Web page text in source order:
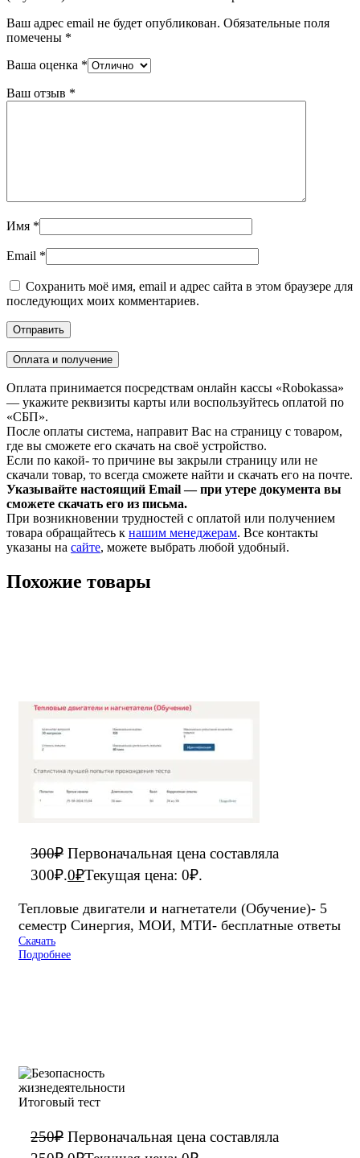
Ваш адрес email не будет опубликован. Обязательные поля
помечены *
Ваша оценка *
Ваш отзыв *
Имя *
Email *
Сохранить моё имя, email и адрес сайта в этом браузере для
последующих моих комментариев.
Оплата и получение
Оплата принимается посредствам онлайн кассы «Robokassa»
— укажите реквизиты карты или воспользуйтесь оплатой по
«СБП».
После оплаты система, направит Вас на страницу с товаром,
где вы сможете его скачать на своё устройство.
Если по какой- то причине вы закрыли страницу или не
скачали товар, то всегда сможете найти и скачать его на почте.
Указывайте настоящий Email — при утере документа вы
сможете скачать его из письма.
При возникновении трудностей с оплатой или получением
товара обращайтесь к нашим менеджерам. Все контакты
указаны на сайте, можете выбрать любой удобный.
Похожие товары
300₽ Первоначальная цена составляла
300₽.0₽Текущая цена: 0₽.
Тепловые двигатели и нагнетатели (Обучение)- 5
семестр Синергия, МОИ, МТИ- бесплатные ответы
Скачать
Подробнее
250₽ Первоначальная цена составляла